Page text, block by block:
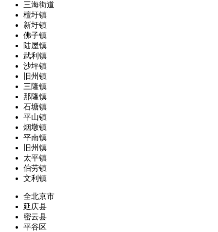
三海街道
檀圩镇
新圩镇
佛子镇
陆屋镇
武利镇
沙坪镇
旧州镇
三隆镇
那隆镇
石塘镇
平山镇
烟墩镇
平南镇
旧州镇
太平镇
伯劳镇
文利镇
全北京市
延庆县
密云县
平谷区